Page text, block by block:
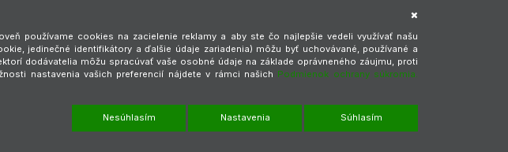
používame cookies na zacielenie reklamy a aby ste čo najlepšie vedeli využívať našu
jedinečné identifikátory a ďalšie údaje zariadenia) môžu byť uchovávané, používané a
dodávatelia môžu spracúvať vaše osobné údaje na základe oprávneného záujmu, proti
nastavenia vašich preferencií nájdete v rámci našich Podmienok ochrany súkromia.
Nesúhlasím Nastavenia Súhlasím